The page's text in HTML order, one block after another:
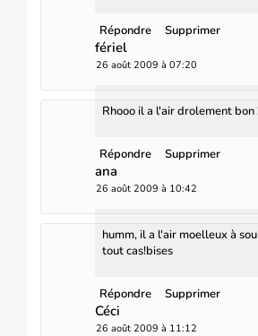
Répondre Supprimer
fériel
26 août 2009 à 07:20
Rhooo il a l'air drolement bon
Répondre Supprimer
ana
26 août 2009 à 10:42
humm, il a l'air moelleux à
tout cas!bises
Répondre Supprimer
Céci
26 août 2009 à 11:12